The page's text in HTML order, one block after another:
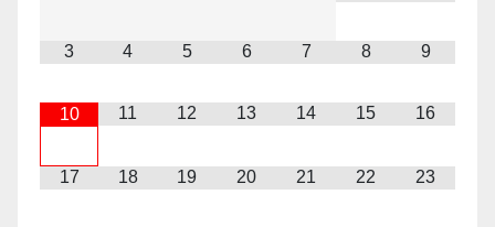
3 4 5 6 7 8 9
10 11 12 13 14 15 16
17 18 19 20 21 22 23